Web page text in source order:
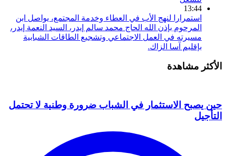
13:44
استمرارا لنهج الأب في العطاء وخدمة المجتمع، يواصل ابن
المرحوم بإذن الله الحاج محمد سالم إيدر، السيد النعمة إيدر،
مسيرته في العمل الاجتماعي وتشجيع الطاقات الشبابية
بإقليم آسا الزاك.
الأكثر مشاهدة
حين يصبح الاستثمار في الشباب ضرورة وطنية لا تحتمل
التأجيل